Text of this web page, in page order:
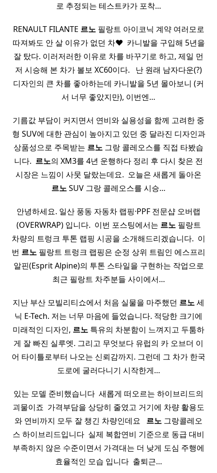
로 추정되는 테스트카가 포착…
RENAULT FILANTE 르노필랑트 아이코닉 계약 여러모로
따져봐도 안 살 이유가 없던 차♥ ​ 카니발을 구입해 5년을
잘 탔다. 이러저러한 이유로 차를 바꾸기로 하고, 제일 먼
저 시승해 본 차가 볼보 XC60이다. ​ ​ 난 원래 남자다운(?)
디자인의 큰 차를 좋아하는데 카니발을 5년 몰아보니 (커
서 너무 좋았지만), 이번엔…
기름값 부담이 커지면서 연비와 실용성을 함께 고려한 중
형 SUV에 대한 관심이 높아지고 있던 중 달라진 디자인과
상품성으로 주목받는 르노 그랑 콜레오스를 직접 타봤습
니다. ​ 르노의 XM3를 4년 운행하다 정리 후 다시 찾은 전
시장은 느낌이 사뭇 달랐는데요. ​ 오늘은 새롭게 돌아온
르노SUV 그랑 콜레오스를 시승…
안녕하세요. 일산 풍동 자동차 랩핑·PPF 전문샵 오버랩
(OVERWRAP) 입니다. ​ 이번 포스팅에서는 르노필랑트
차량의 트렁크 투톤 랩핑 시공을 소개해드리겠습니다. ​ 이
번 르노 필랑트 트렁크 랩핑은 순정 상위 트림인 에스프리
알핀(Esprit Alpine)의 투톤 스타일을 구현하는 작업으로
최근 필랑트 차주분들 사이에서…
지난 부산 모빌리티쇼에서 처음 실물을 마주했던 르노세
닉 E-Tech. 저는 너무 마음에 들었습니다. 적당한 크기에
미래적인 디자인, 르노 특유의 차분함이 느껴지고 두툼하
게 잘 빠진 실루엣. 그리고 무엇보다 유럽의 카 오브더 이
어 타이틀로부터 나오는 신뢰감까지. 그런데 그 차가 한국
도로에 굴러다니기 시작한게…
있는 모델 준비했습니다 ​ 새롭게 떠오르는 하이브리드의
괴물이죠 ​ 가격부담을 상당히 줄였고 거기에 차량 활용도
와 연비까지 모두 잘 챙긴 차량인데요 ​ ​ 르노 그랑콜레오
스 하이브리드입니다 ​ 실제 복합연비 기준으로 동급 대비
부족하지 않은 수준이면서 가격대는 더 낮게 도심 주행에
효율적인 모습 입니다 ​ 출퇴근…